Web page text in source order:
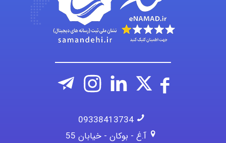
aghajari vahid
09338413734
آ.غ - بوکان - خیابان 55